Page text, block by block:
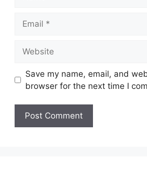
Save my name, email, and
browser for the next time I